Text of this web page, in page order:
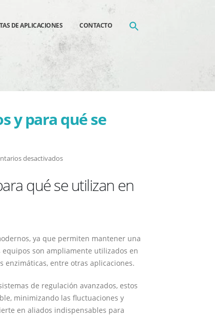
DE APLICACIONES CONTACTO
y para qué se
desactivadosen
son
para
qué
se
utilizan
laboratorio?
qué se utilizan en
ya que permiten mantener una
son ampliamente utilizados en
enzimáticas, entre otras aplicaciones.
de regulación avanzados, estos
minimizando las fluctuaciones y
en aliados indispensables para